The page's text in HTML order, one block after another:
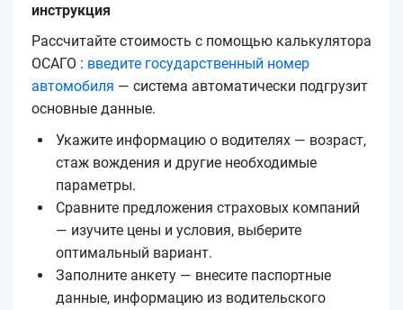
инструкция
Рассчитайте стоимость с помощью калькулятора
ОСАГО : введите государственный номер
автомобиля — система автоматически подгрузит
основные данные.
Укажите информацию о водителях — возраст,
стаж вождения и другие необходимые
параметры.
Сравните предложения страховых компаний
— изучите цены и условия, выберите
оптимальный вариант.
Заполните анкету — внесите паспортные
данные, информацию из водительского